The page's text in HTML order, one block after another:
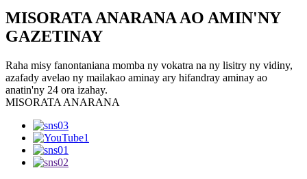
MISORATA ANARANA AO AMIN'NY
GAZETINAY
Raha misy fanontaniana momba ny vokatra na ny lisitry ny vidiny,
azafady avelao ny mailakao aminay ary hifandray aminay ao
anatin'ny 24 ora izahay.
MISORATA ANARANA